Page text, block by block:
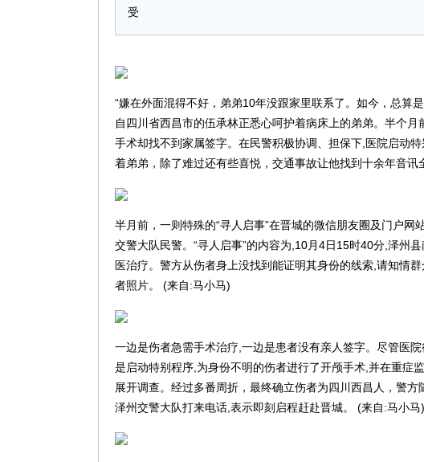
受
“嫌在外面混得不好，弟弟10年没跟家里联系了。如今，总算
自四川省西昌市的伍承林正悉心呵护着病床上的弟弟。半个
手术却找不到家属签字。在民警积极协调、担保下,医院启动
着弟弟，除了难过还有些喜悦，交通事故让他找到十余年音讯
半月前，一则特殊的“寻人启事”在晋城的微信朋友圈及门户网
交警大队民警。“寻人启事”的内容为,10月4日15时40分,泽州
医治疗。警方从伤者身上没找到能证明其身份的线索,请知情
者照片。 (来自:马小马)
一边是伤者急需手术治疗,一边是患者没有亲人签字。尽管医
是启动特别程序,为身份不明的伤者进行了开颅手术,并在重症
展开调查。经过多番周折，最终确立伤者为四川西昌人，警
泽州交警大队打来电话,表示即刻启程赶赴晋城。 (来自:马小马)